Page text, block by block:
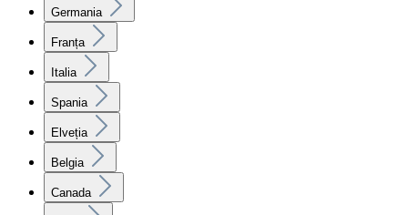
Germania
Franța
Italia
Spania
Elveția
Belgia
Canada